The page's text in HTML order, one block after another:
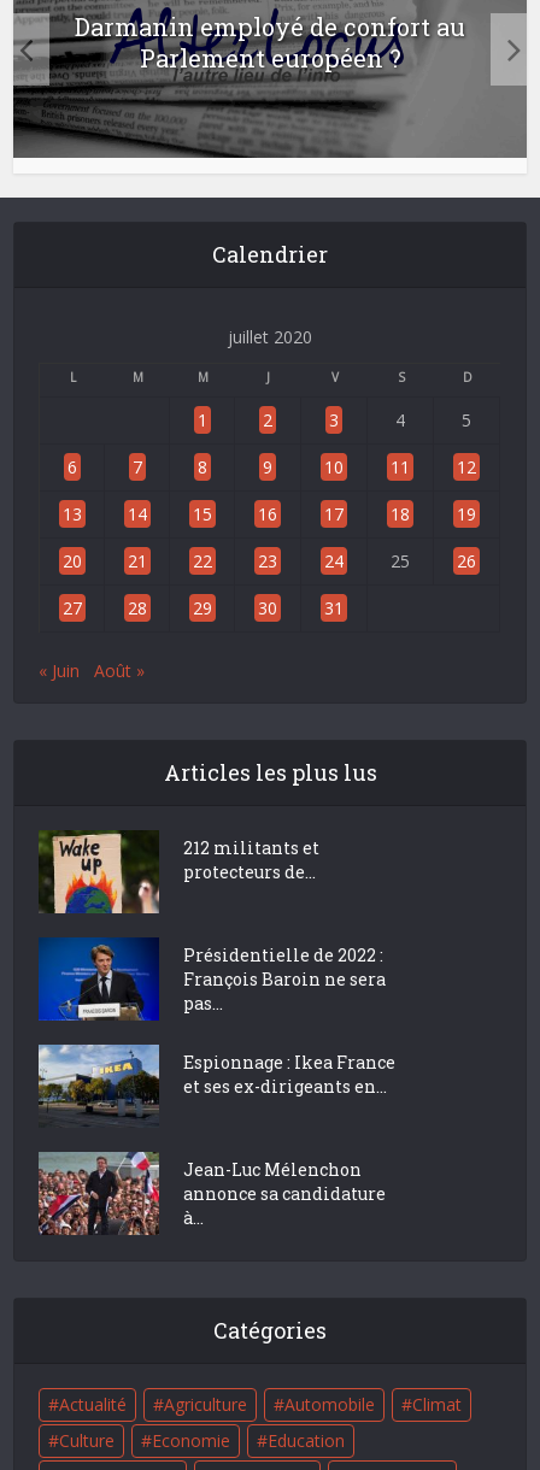
Darmanin employé de confort au
Parlement européen ?
Calendrier
juillet 2020
L M M J V S D
1 2 3 4 5
6 7 8 9 10 11 12
13 14 15 16 17 18 19
20 21 22 23 24 25 26
27 28 29 30 31
« Juin Août »
Articles les plus lus
212 militants et
protecteurs de...
Présidentielle de 2022 :
François Baroin ne sera
pas...
Espionnage : Ikea France
et ses ex-dirigeants en...
Jean-Luc Mélenchon
annonce sa candidature
à...
Catégories
Actualité Agriculture Automobile
Climat
Culture
Economie
Education